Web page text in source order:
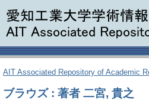
AIT Associated Repository of Academic
ブラウズ : 著者 二宮, 貴之